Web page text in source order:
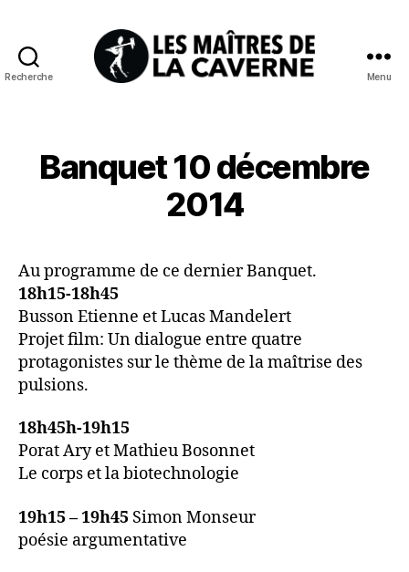
Recherche
la
Caverne
Menu
Banquet 10 décembre
2014
Au programme de ce dernier Banquet.
18h15-18h45
Busson Etienne et Lucas Mandelert
Projet film: Un dialogue entre quatre
protagonistes sur le thème de la maîtrise des
pulsions.
18h45h-19h15
Porat Ary et Mathieu Bosonnet
Le corps et la biotechnologie
19h15 – 19h45 Simon Monseur
poésie argumentative